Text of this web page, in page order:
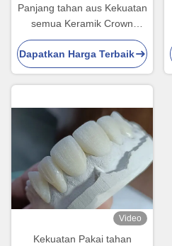
Panjang tahan aus Kekuatan
semua Keramik Crown
Bridge dengan
Biokompatibilitas yang
sangat baik untuk restorasi
gigi
Dapatkan Harga Terbaik
Video
Kekuatan Pakai tahan